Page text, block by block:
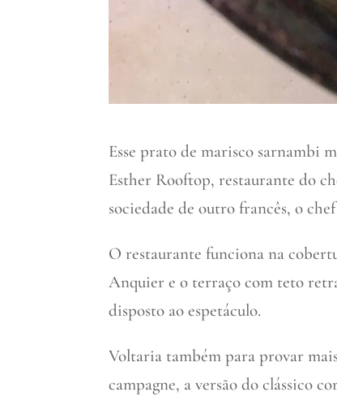
Esse prato de marisco sarnambi
Esther Rooftop, restaurante do
sociedade de outro francês, o
O restaurante funciona na
Anquier e o terraço com teto
disposto ao espetáculo.
Voltaria também para provar
campagne, a versão do clássico